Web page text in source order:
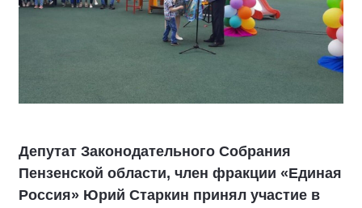
Депутат Законодательного Собрания
Пензенской области, член фракции «Единая
Россия» Юрий Старкин принял участие в